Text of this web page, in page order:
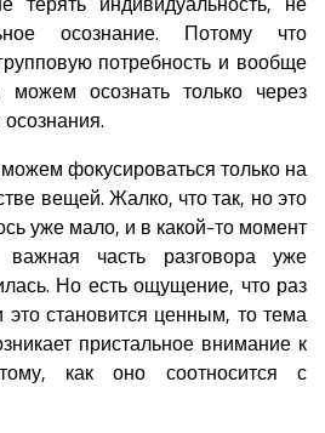
осознание. Потому что
потребность и вообще
осознать только через
фокусироваться только на
вещей. Жалко, что так, но это
уже мало, и в какой-то момент
часть разговора уже
Но есть ощущение, что раз
становится ценным, то тема
пристальное внимание к
как оно соотносится с